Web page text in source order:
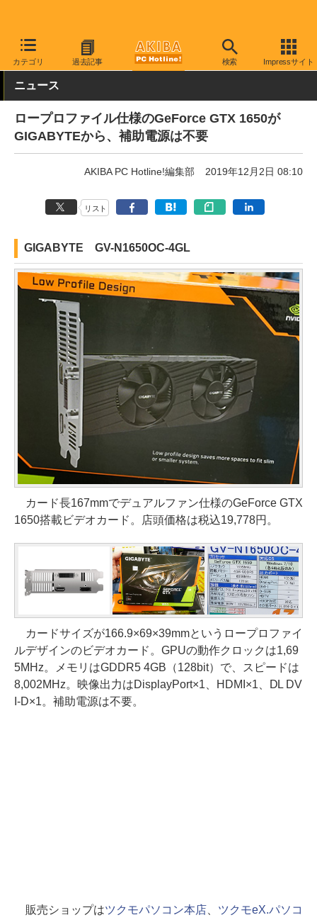
カテゴリ 過去記事 検索 Impressサイト
AKIBA PC Hotline! PCパーツ ビデオカード（グラフィックボード
ニュース
ロープロファイル仕様のGeForce GTX 1650が
GIGABYTEから、補助電源は不要
AKIBA PC Hotline!編集部 2019年12月2日 08:10
リスト
GIGABYTE GV-N1650OC-4GL
カード長167mmでデュアルファン仕様のGeForce GTX
1650搭載ビデオカード。店頭価格は税込19,778円。
カードサイズが166.9×69×39mmというロープロファイ
ルデザインのビデオカード。GPUの動作クロックは1,69
5MHz。メモリはGDDR5 4GB（128bit）で、スピードは
8,002MHz。映像出力はDisplayPort×1、HDMI×1、DL DV
I-D×1。補助電源は不要。
販売ショップはツクモパソコン本店、 ツクモeX.パソコ